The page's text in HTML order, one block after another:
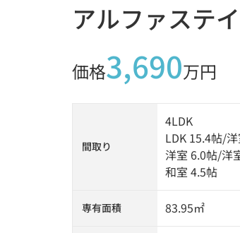
アルファステ
価格3,690万円
間取り
4LDK
LDK 15.4帖/
洋室 6.0帖/洋
和室 4.5帖
専有面積 83.95㎡